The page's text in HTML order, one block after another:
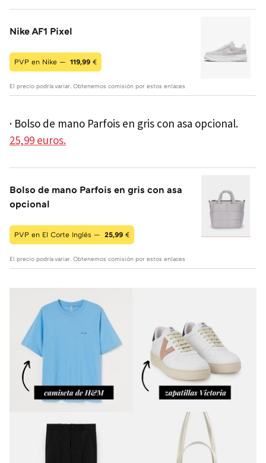
Nike AF1 Pixel
PVP en Nike — 119,99 €
El precio podría variar. Obtenemos comisión por estos enlaces
· Bolso de mano Parfois en gris con asa opcional.
25,99 euros.
Bolso de mano Parfois en gris con asa
opcional
PVP en El Corte Inglés — 25,99 €
El precio podría variar. Obtenemos comisión por estos enlaces